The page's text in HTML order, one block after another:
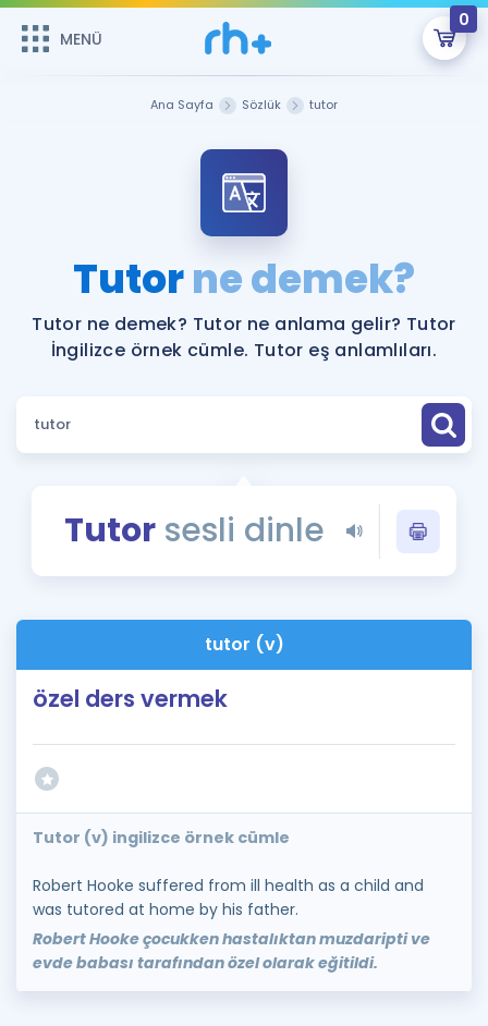
MENÜ
0
ÜYE DEĞİLİM
Sepetin Şu An Boş.
Remzi Hoca ile seni sınava hazırlayacak onlarca eğitim seni
bekliyor!
MENÜ
Faydalı Araçlar
Sözlük
Blog
İngilizce Gramer
Ana Sayfa Sözlük tutor
Tutorne demek?
Tutor ne demek? Tutor ne anlama gelir? Tutor
İngilizce örnek cümle. Tutor eş anlamlıları.
Tutorsesli dinle
tutor (v)
özel ders vermek
Tutor (v) ingilizce örnek cümle
Robert Hooke suffered from ill health as a child and
was tutored at home by his father.
Robert Hooke çocukken hastalıktan muzdaripti ve
evde babası tarafından özel olarak eğitildi.